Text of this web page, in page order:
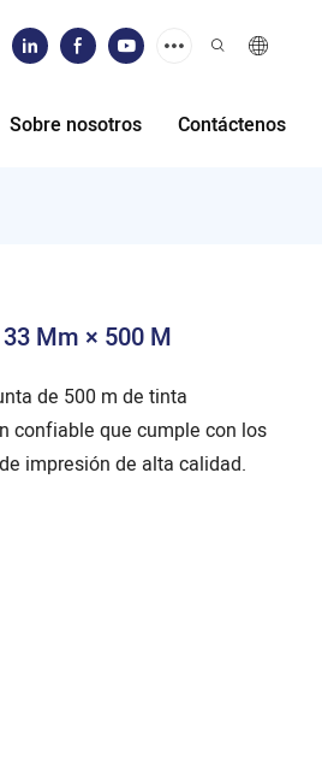
Sobre nosotros Contáctenos
Mm × 500 M
de 500 m de tinta
confiable que cumple con los
impresión de alta calidad.